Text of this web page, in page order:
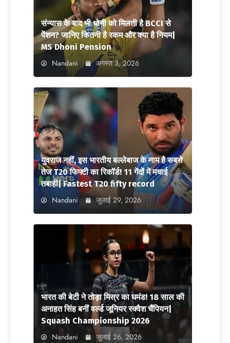
संन्यास के बाद भी धोनी को मिलती है BCCI से
पेंशन? जानिए कितनी है रकम और क्या है नियम|
MS Dhoni Pension
Nandani अगस्त 3, 2026
युवराज नहीं, इस भारतीय बल्लेबाज के नाम है सबसे
तेज T20 फिफ्टी का रिकॉर्ड! 11 गेंदों में मचाई
तबाही| Fastest T20 fifty record
Nandani जुलाई 29, 2026
भारत की बेटी ने तोड़ा मिस्र का घमंड! 18 साल की
अनाहत सिंह बनीं वर्ल्ड जूनियर स्क्वैश चैंपियन|
Squash Championship 2026
Nandani जुलाई 26, 2026